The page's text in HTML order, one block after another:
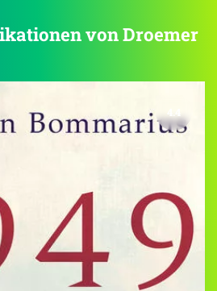
von Droemer
4.4